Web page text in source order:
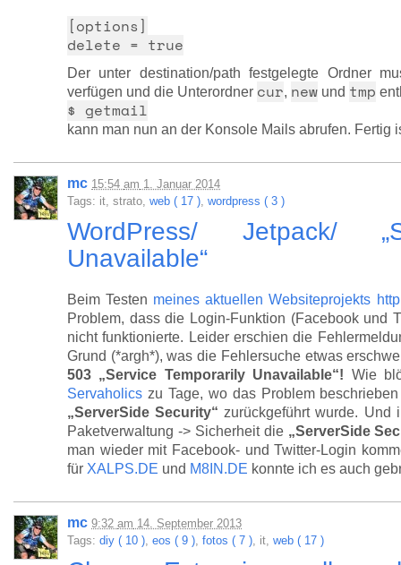
[options]
delete = true
Der unter destination/path festgelegte Ordner
verfügen und die Unterordner cur, new und tmp
$ getmail
kann man nun an der Konsole Mails abrufen.
mc 15:54 am 1. Januar 2014
Tags: it, strato, web ( 17 ), wordpress ( 3 )
WordPress/ Jetpack/
Unavailable“
Beim Testen meines aktuellen Websiteprojekts
Problem, dass die Login-Funktion (Facebook und
nicht funktionierte. Leider erschien die
Grund (*argh*), was die Fehlersuche etwas
503 „Service Temporarily Unavailable“! Wie
Servaholics zu Tage, wo das Problem
„ServerSide Security“ zurückgeführt wurde.
Paketverwaltung -> Sicherheit die „ServerSide
man wieder mit Facebook- und Twitter-Login
für XALPS.DE und M8IN.DE konnte ich es auch
mc 9:32 am 14. September 2013
Tags: diy ( 10 ), eos ( 9 ), fotos ( 7 ), it, web ( 17 )